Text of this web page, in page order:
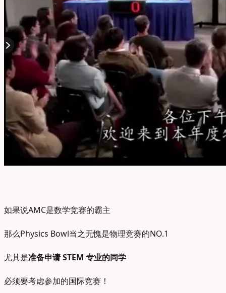
如果说AMC是数学竞赛的霸主
那么Physics Bowl当之无愧是物理竞赛的NO.1
尤其是准备申请 STEM 专业的同学
必须要考虑参加的国际竞赛！